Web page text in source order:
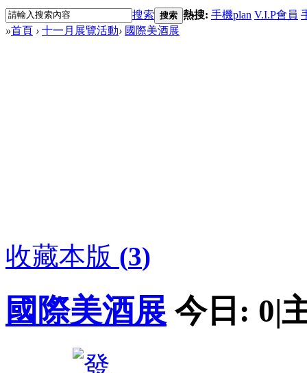
搜索 搜索 熱搜: 手機plan V.I.P會員
»首頁 › 十一月展覽活動› 國際美酒展
收藏本版 (3)
國際美酒展 今日: 0|